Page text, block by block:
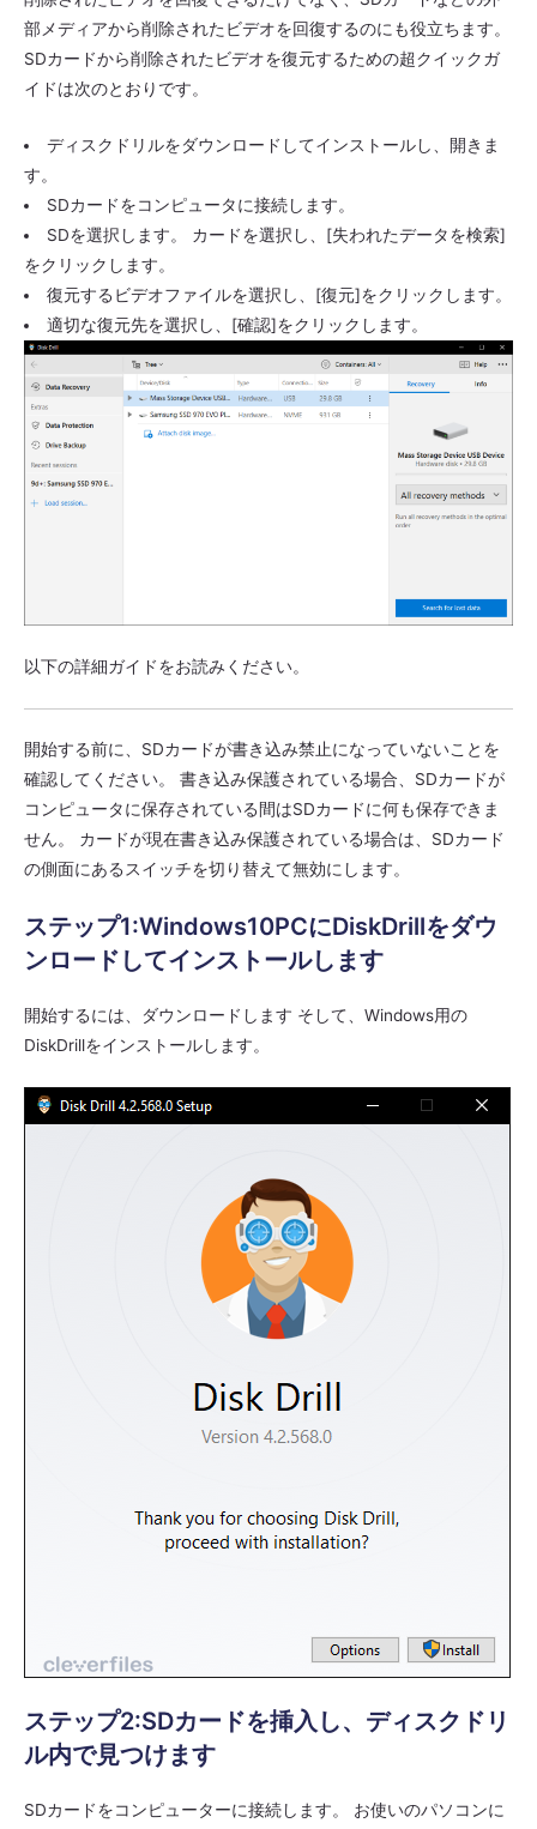
部メディアから削除されたビデオを回復するのにも役立ちます。
SDカードから削除されたビデオを復元するための超クイックガ
イドは次のとおりです。
ディスクドリルをダウンロードしてインストールし、開きま
す。
SDカードをコンピュータに接続します。
SDを選択します。 カードを選択し、[失われたデータを検索]
をクリックします。
復元するビデオファイルを選択し、[復元]をクリックします。
適切な復元先を選択し、[確認]をクリックします。
以下の詳細ガイドをお読みください。
開始する前に、SDカードが書き込み禁止になっていないことを
確認してください。 書き込み保護されている場合、SDカードが
コンピュータに保存されている間はSDカードに何も保存できま
せん。 カードが現在書き込み保護されている場合は、SDカード
の側面にあるスイッチを切り替えて無効にします。
ステップ1:Windows10PCにDiskDrillをダウ
ンロードしてインストールします
開始するには、ダウンロードします そして、Windows用の
DiskDrillをインストールします。
ステップ2:SDカードを挿入し、ディスクドリ
ル内で見つけます
SDカードをコンピューターに接続します。 お使いのパソコンに